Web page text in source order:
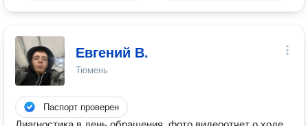
Евгений В.
Тюмень
Паспорт проверен